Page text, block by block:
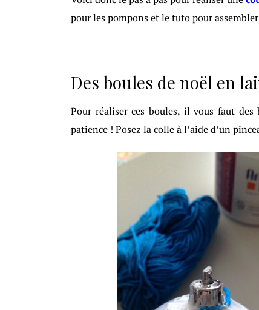
pour les pompons et le tuto pour
Des boules de noël en
Pour réaliser ces boules, il vous faut
patience ! Posez la colle à l’aide d’un